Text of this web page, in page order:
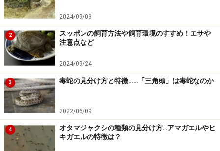
誰が見ても、異様で怪獣のように迫力があってカッコイ
イトカゲです。小さいため、飼育をしてみたくなるトカ
ゲですが、世界的に見てもほとんど流通していません。
国内でも販売されることはありません。
これはオーストラリアが野生動物の輸出を禁じているか
らなのですが、仮に流通したとしても、飼育ができる生
き物ではないと考えられます。強い日光と高温、そして
莫大なエサとなるアリの量の確保が国内でできるとは考
えにくいからです。
そういう意味では、いつまでも我々両爬ファンのあこが
れの的であり続けるべきのトカゲなんでしょう。
2024/09/03
2
スッポンの飼育方法や飼育環境のすすめ！エサや
注意点など
2024/09/24
3 毒蛇の見分け方と特徴……「三角頭」は毒蛇なのか
2022/06/09
4
オタマジャクシの種類の見分け方…アマガエルやヒ
キガエルの特徴は？